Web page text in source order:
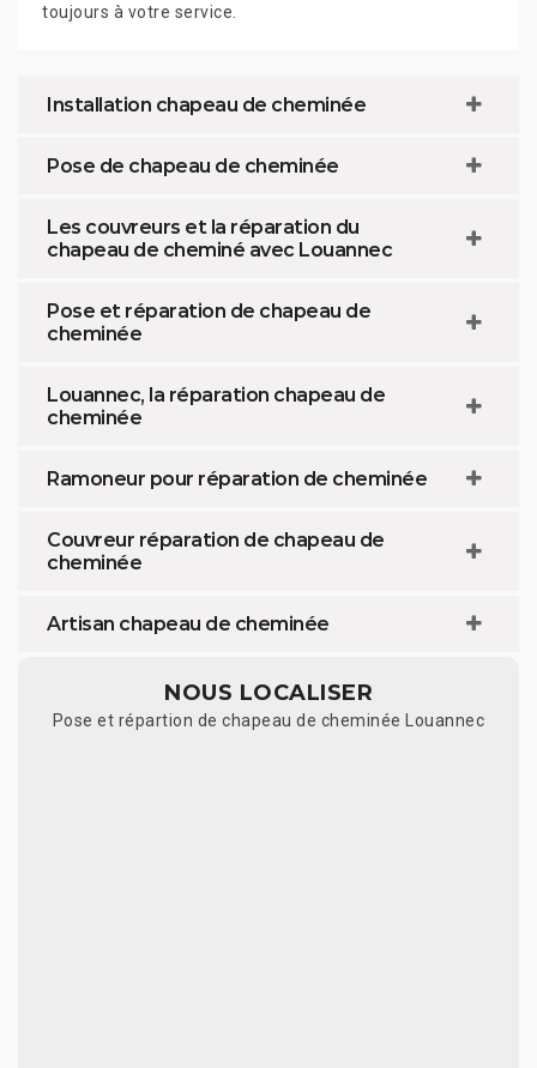
toujours à votre service.
Installation chapeau de cheminée
Pose de chapeau de cheminée
Les couvreurs et la réparation du
chapeau de cheminé avec Louannec
Pose et réparation de chapeau de
cheminée
Louannec, la réparation chapeau de
cheminée
Ramoneur pour réparation de cheminée
Couvreur réparation de chapeau de
cheminée
Artisan chapeau de cheminée
NOUS LOCALISER
Pose et répartion de chapeau de cheminée Louannec